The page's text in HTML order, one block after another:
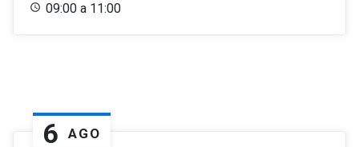
09:00 a 11:00
6 AGO